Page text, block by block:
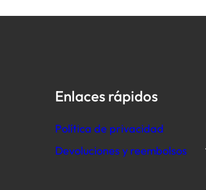
Enlaces rápidos
Política de privacidad
Devoluciones y reembolsos